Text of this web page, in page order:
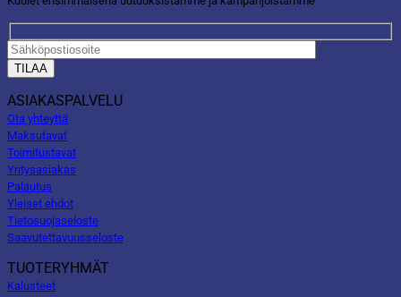
ASIAKASPALVELU
Ota yhteyttä
Maksutavat
Toimitustavat
Yritysasiakas
Palautus
Yleiset ehdot
Tietosuojaseloste
Saavutettavuusseloste
TUOTERYHMÄT
Kalusteet